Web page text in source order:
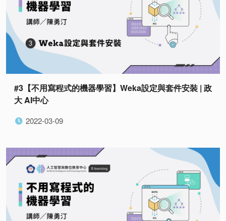
#3【不用寫程式的機器學習】Weka設定與套件安裝 | 政
大 AI中心
2022-03-09